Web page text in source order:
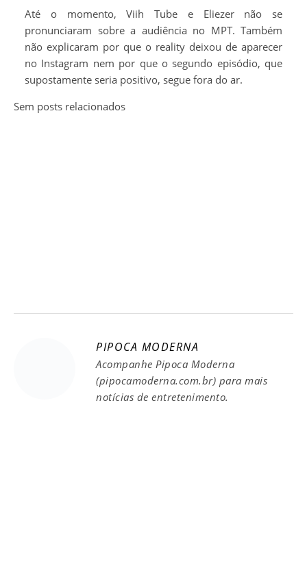
Até o momento, Viih Tube e Eliezer não se
pronunciaram sobre a audiência no MPT. Também
não explicaram por que o reality deixou de aparecer
no Instagram nem por que o segundo episódio, que
supostamente seria positivo, segue fora do ar.
Sem posts relacionados
PIPOCA MODERNA
Acompanhe Pipoca Moderna
(pipocamoderna.com.br) para mais
notícias de entretenimento.